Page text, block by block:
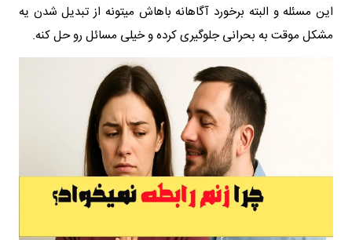
این مسئله و البته برخورد آگاهانه باهاش میتونه از تبدیل شدن یه
مشکل موقت به بحرانی جلوگیری کرده و خیلی مسائل رو حل کنه.